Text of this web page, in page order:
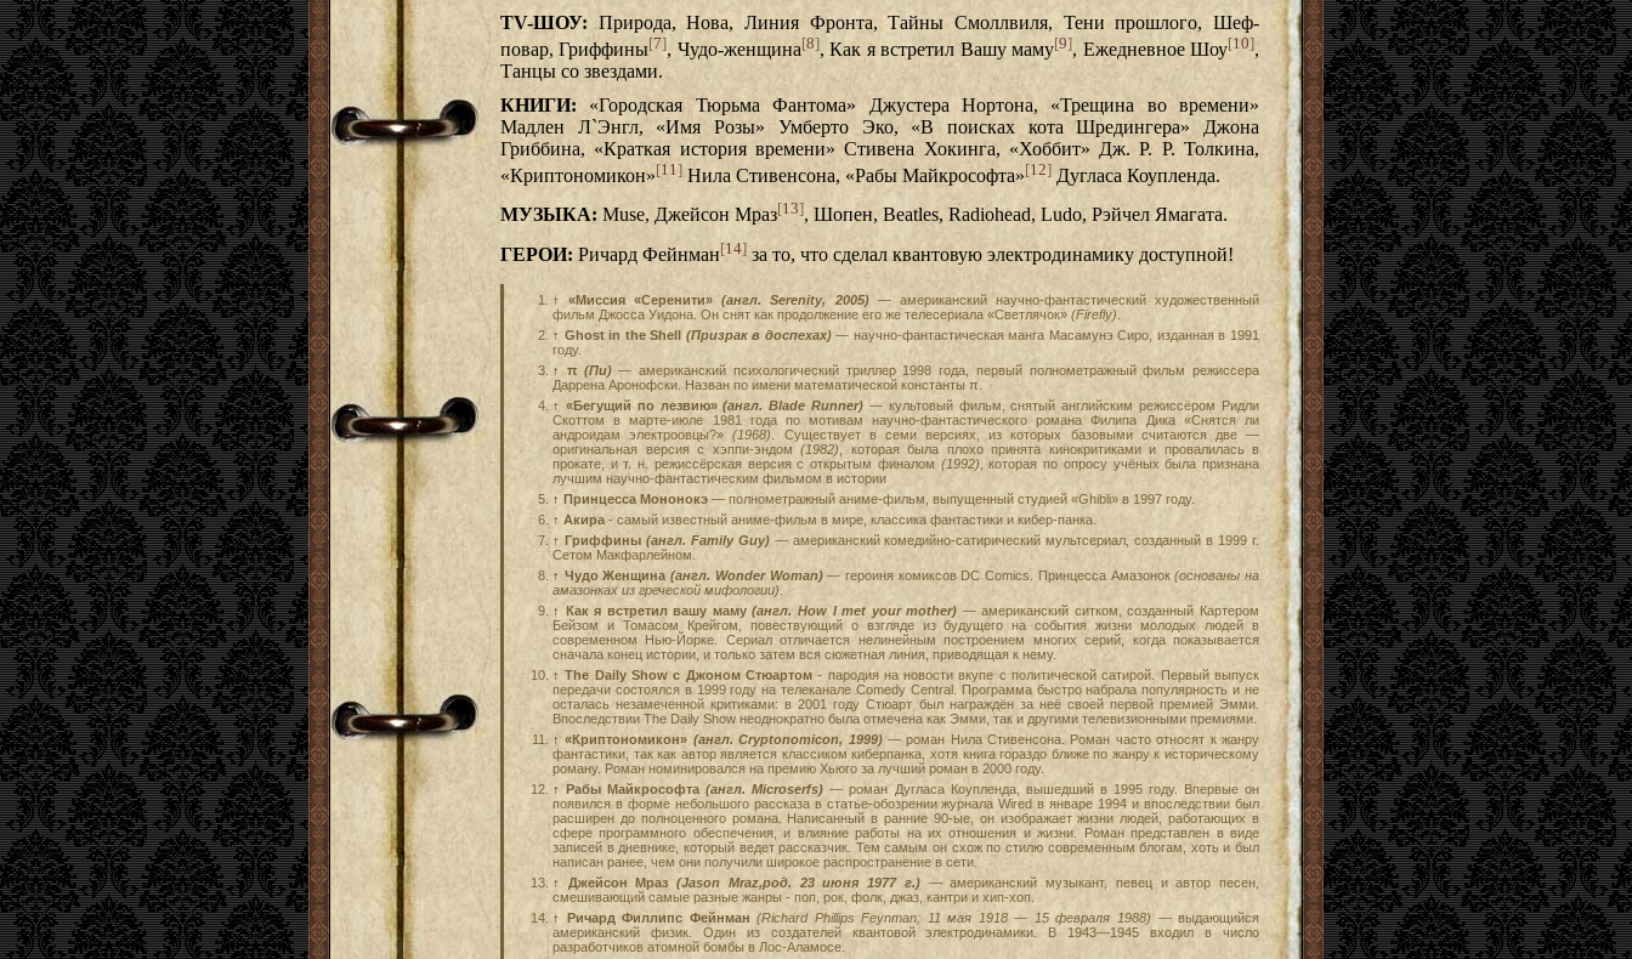
TV-ШОУ: Природа, Нова, Линия Фронта, Тайны Смоллвиля, Тени прошлого, Шеф-
повар, Гриффины[7], Чудо-женщина[8], Как я встретил Вашу маму[9], Ежедневное Шоу[10],
Танцы со звездами.
КНИГИ: «Городская Тюрьма Фантома» Джустера Нортона, «Трещина во времени»
Мадлен Л`Энгл, «Имя Розы» Умберто Эко, «В поисках кота Шредингера» Джона
Гриббина, «Краткая история времени» Стивена Хокинга, «Хоббит» Дж. Р. Р. Толкина,
«Криптономикон»[11 ] Нила Стивенсона, «Рабы Майкрософта»[12] Дугласа Коупленда.
МУЗЫКА: Muse, Джейсон Мраз[13], Шопен, Beatles, Radiohead, Ludo, Рэйчел Ямагата.
ГЕРОИ: Ричард Фейнман[14] за то, что сделал квантовую электродинамику доступной!
↑ «Миссия «Серенити»(англ. Serenity, 2005)— американский научно-фантастический художественный
фильм Джосса Уидона. Он снят как продолжение его же телесериала «Светлячок» (Firefly)
↑ Ghost in the Shell (Призрак в доспехах)— научно-фантастическая манга Масамунэ Сиро, изданная в 1991
году.
↑
π (Пи)— американский психологический триллер 1998 года, первый полнометражный фильм режиссера
Даррена Аронофски. Назван по имени математической константы π.
↑ «Бегущий по лезвию»(англ. Blade Runner) — культовый фильм, снятый английским режиссёром Ридли
Скоттом в марте-июле 1981 года по мотивам научно-фантастического романа Филипа Дика «Снятся ли
андроидам электроовцы?»(1968)
. Существует в семи версиях, из которых базовыми считаются две —
оригинальная версия с хэппи-эндом (1982) , которая была плохо принята кинокритиками и провалилась в
прокате, и т. н. режиссёрская версия с открытым финалом (1992) , которая по опросу учёных была признана
лучшим научно-фантастическим фильмом в истории
↑ Принцесса Мононокэ — полнометражный аниме-фильм, выпущенный студией «Ghibli» в 1997 году.
↑ Акира - самый известный аниме-фильм в мире, классика фантастики и кибер-панка.
↑ Гриффины (англ. Family Guy)— американский комедийно-сатирический мультсериал, созданный в 1999 г.
Сетом Макфарлейном.
↑ Чудо Женщина(англ. Wonder Woman)— героиня комиксов DC Comics. Принцесса Амазонок(основаны на
амазонках из греческой мифологии)
↑ Как я встретил вашу маму(англ. How I met your mother) — американский ситком, созданный Картером
Бейзом и Томасом Крейгом, повествующий о взгляде из будущего на события жизни молодых людей в
современном Нью-Йорке. Сериал отличается нелинейным построением многих серий, когда показывается
сначала конец истории, и только затем вся сюжетная линия, приводящая к нему.
↑ The Daily Show с Джоном Стюартом- пародия на новости вкупе с политической сатирой. Первый выпуск
передачи состоялся в 1999 году на телеканале Comedy Central. Программа быстро набрала популярность и не
осталась незамеченной критиками: в 2001 году Стюарт был награждён за неё своей первой премией Эмми.
Впоследствии The Daily Show неоднократно была отмечена как Эмми, так и другими телевизионными премиями.
↑ «Криптономикон» (англ. Cryptonomicon, 1999)— роман Нила Стивенсона. Роман часто относят к жанру
фантастики, так как автор является классиком киберпанка, хотя книга гораздо ближе по жанру к историческому
роману. Роман номинировался на премию Хьюго за лучший роман в 2000 году.
↑ Рабы Майкрософта(англ. Microserfs) — роман Дугласа Коупленда, вышедший в 1995 году. Впервые он
появился в форме небольшого рассказа в статье-обозрении журнала Wired в январе 1994 и впоследствии был
расширен до полноценного романа. Написанный в ранние 90-ые, он изображает жизни людей, работающих в
сфере программного обеспечения, и влияние работы на их отношения и жизни. Роман представлен в виде
записей в дневнике, который ведет рассказчик. Тем самым он схож по стилю современным блогам, хоть и был
написан ранее, чем они получили широкое распространение в сети.
↑
Джейсон Мраз(Jason Mraz,род. 23 июня 1977 г.)— американский музыкант, певец и автор песен,
смешивающий самые разные жанры - поп, рок, фолк, джаз, кантри и хип-хоп.
↑
Ричард Филлипс Фейнман(Richard Phillips Feynman; 11 мая 1918 — 15 февраля 1988) — выдающийся
американский физик. Один из создателей квантовой электродинамики. В 1943—1945 входил в число
разработчиков атомной бомбы в Лос-Аламосе.